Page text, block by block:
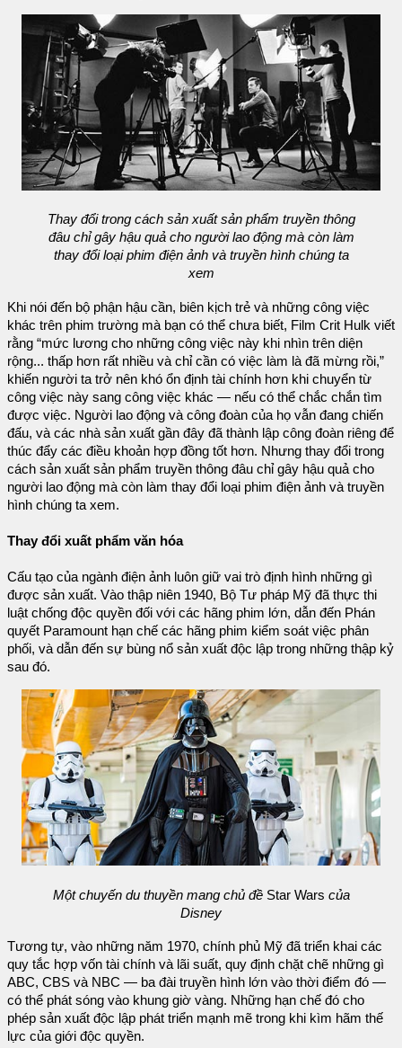
Thay đổi trong cách sản xuất sản phẩm truyền thông
đâu chỉ gây hậu quả cho người lao động mà còn làm
thay đổi loại phim điện ảnh và truyền hình chúng ta
xem
Khi nói đến bộ phận hậu cần, biên kịch trẻ và những công việc
khác trên phim trường mà bạn có thể chưa biết, Film Crit Hulk viết
rằng “mức lương cho những công việc này khi nhìn trên diện
rộng... thấp hơn rất nhiều và chỉ cần có việc làm là đã mừng rồi,”
khiến người ta trở nên khó ổn định tài chính hơn khi chuyển từ
công việc này sang công việc khác — nếu có thể chắc chắn tìm
được việc. Người lao động và công đoàn của họ vẫn đang chiến
đấu, và các nhà sản xuất gần đây đã thành lập công đoàn riêng để
thúc đẩy các điều khoản hợp đồng tốt hơn. Nhưng thay đổi trong
cách sản xuất sản phẩm truyền thông đâu chỉ gây hậu quả cho
người lao động mà còn làm thay đổi loại phim điện ảnh và truyền
hình chúng ta xem.
Thay đổi xuất phẩm văn hóa
Cấu tạo của ngành điện ảnh luôn giữ vai trò định hình những gì
được sản xuất. Vào thập niên 1940, Bộ Tư pháp Mỹ đã thực thi
luật chống độc quyền đối với các hãng phim lớn, dẫn đến Phán
quyết Paramount hạn chế các hãng phim kiểm soát việc phân
phối, và dẫn đến sự bùng nổ sản xuất độc lập trong những thập kỷ
sau đó.
Một chuyến du thuyền mang chủ đềStar Wars của
Disney
Tương tự, vào những năm 1970, chính phủ Mỹ đã triển khai các
quy tắc hợp vốn tài chính và lãi suất, quy định chặt chẽ những gì
ABC, CBS và NBC — ba đài truyền hình lớn vào thời điểm đó —
có thể phát sóng vào khung giờ vàng. Những hạn chế đó cho
phép sản xuất độc lập phát triển mạnh mẽ trong khi kìm hãm thế
lực của giới độc quyền.